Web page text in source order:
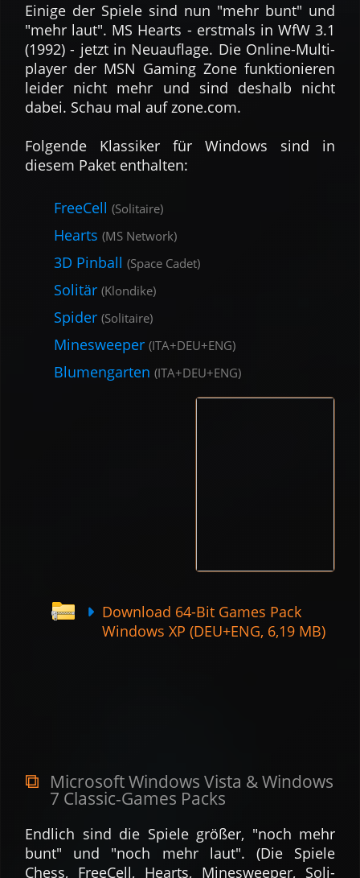
Einige der Spiele sind nun "mehr bunt" und
"mehr laut". MS Hearts - erstmals in WfW 3.1
(1992) - jetzt in Neu­auflage. Die Online-Multi­
player der MSN Gaming Zone funk­tionie­ren
leider nicht mehr und sind deshalb nicht
dabei. Schau mal auf zone.com.
Fol­gende Klas­siker für Windows sind in
diesem Paket ent­halten:
FreeCell (Solitaire)
Hearts (MS Network)
3D Pinball (Space Cadet)
Solitär (Klondike)
Spider (Solitaire)
Minesweeper (ITA+DEU+ENG)
Blumengarten (ITA+DEU+ENG)
Download 64-Bit Games Pack
Windows XP (DEU+ENG, 6,19 MB)
Microsoft Windows Vista & Windows
7 Classic-Games Packs
Endlich sind die Spiele größer, "noch mehr
bunt" und "noch mehr laut". (Die Spiele
Chess, FreeCell, Hearts, Mine­sweeper, Soli­